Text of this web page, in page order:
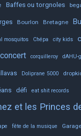
Baffes ou torgnoles
Bourlon Bretagne
mosquitos Chépa city kids
concert corquilleroy dAHU-
Doliprane 5000
défi eat shit records
et les Princes
fête de la musique